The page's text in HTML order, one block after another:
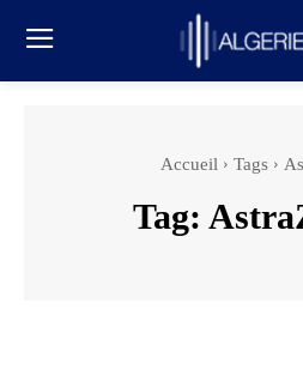
Accueil Tags
Tag: